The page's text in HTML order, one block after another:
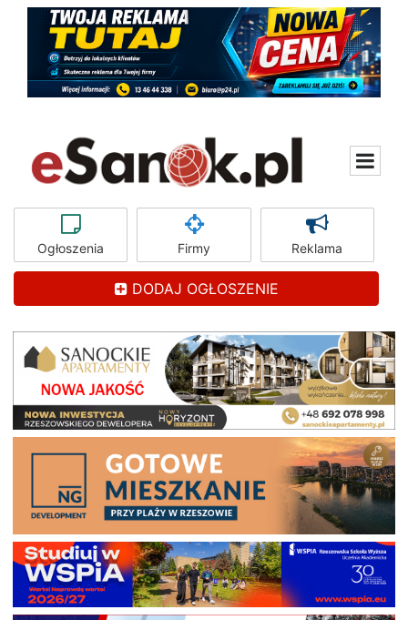
Ogłoszenia Firmy Reklama
DODAJ OGŁOSZENIE